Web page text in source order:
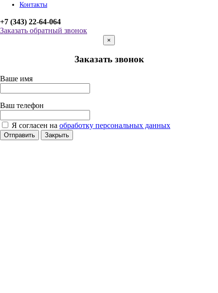
Контакты
+7 (343) 22-64-064
Заказать обратный звонок
×
Заказать звонок
Ваше имя
Ваш телефон
Я согласен на обработку персональных данных
Отправить Закрыть